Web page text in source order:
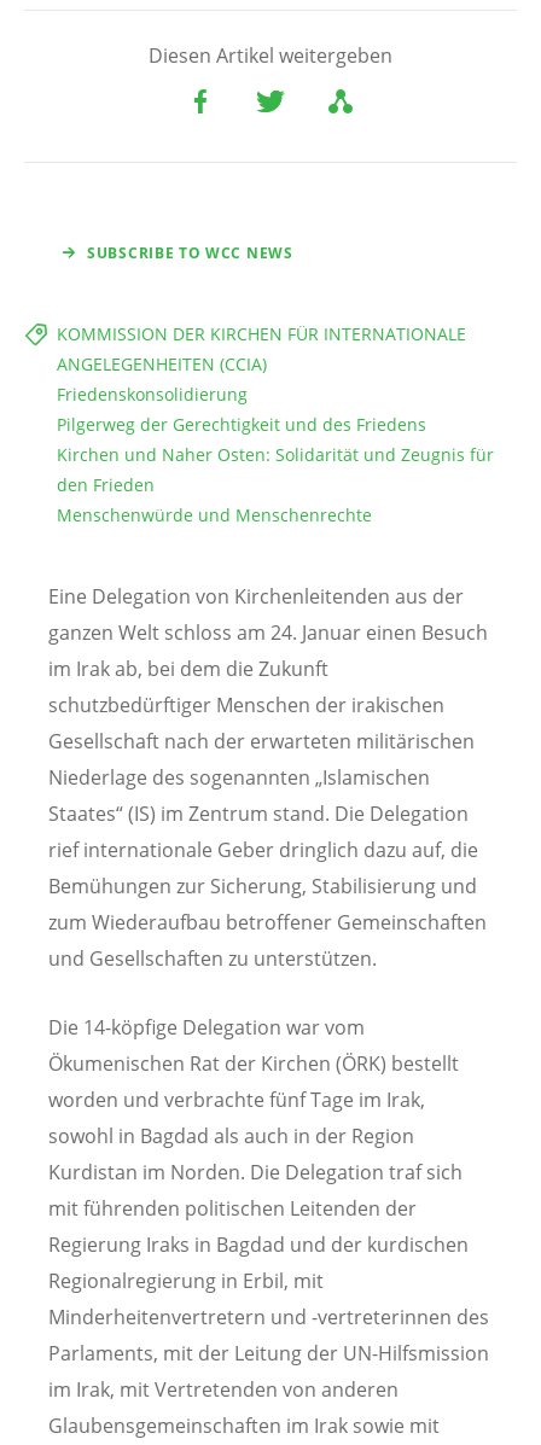
Diesen Artikel weitergeben
SUBSCRIBE TO WCC NEWS
KOMMISSION DER KIRCHEN FÜR INTERNATIONALE
ANGELEGENHEITEN (CCIA)
Friedenskonsolidierung
Pilgerweg der Gerechtigkeit und des Friedens
Kirchen und Naher Osten: Solidarität und Zeugnis für
den Frieden
Menschenwürde und Menschenrechte
Eine Delegation von Kirchenleitenden aus der
ganzen Welt schloss am 24. Januar einen Besuch
im Irak ab, bei dem die Zukunft
schutzbedürftiger Menschen der irakischen
Gesellschaft nach der erwarteten militärischen
Niederlage des sogenannten „Islamischen
Staates“ (IS) im Zentrum stand. Die Delegation
rief internationale Geber dringlich dazu auf, die
Bemühungen zur Sicherung, Stabilisierung und
zum Wiederaufbau betroffener Gemeinschaften
und Gesellschaften zu unterstützen.
Die 14-köpfige Delegation war vom
Ökumenischen Rat der Kirchen (ÖRK) bestellt
worden und verbrachte fünf Tage im Irak,
sowohl in Bagdad als auch in der Region
Kurdistan im Norden. Die Delegation traf sich
mit führenden politischen Leitenden der
Regierung Iraks in Bagdad und der kurdischen
Regionalregierung in Erbil, mit
Minderheitenvertretern und -vertreterinnen des
Parlaments, mit der Leitung der UN-Hilfsmission
im Irak, mit Vertretenden von anderen
Glaubensgemeinschaften im Irak sowie mit